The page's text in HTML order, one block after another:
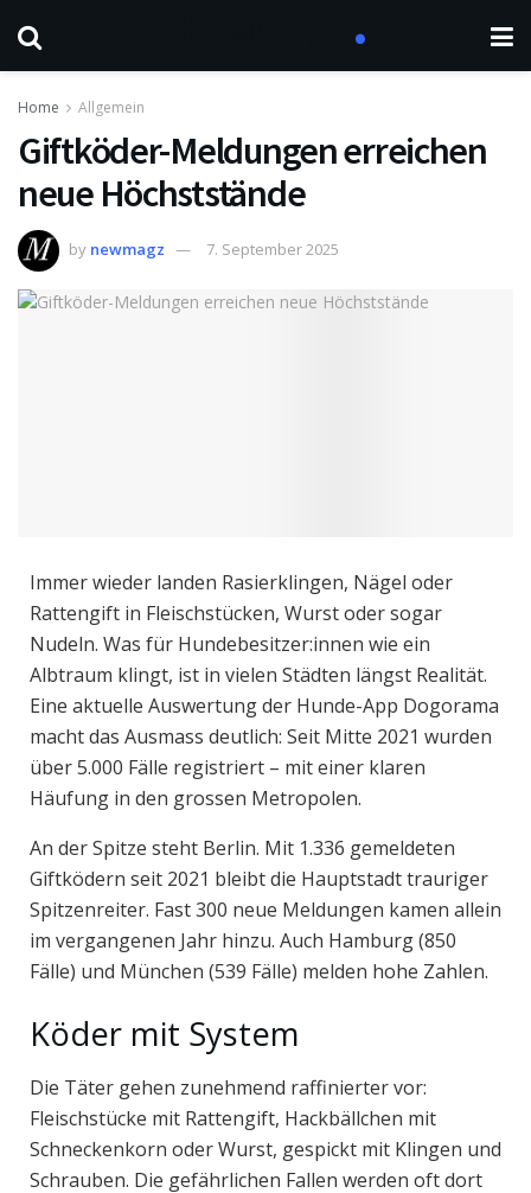
Home Allgemein
Giftköder-Meldungen erreichen
neue Höchststände
by newmagz 7. September 2025
Immer wieder landen Rasierklingen, Nägel oder
Rattengift in Fleischstücken, Wurst oder sogar
Nudeln. Was für Hundebesitzer:innen wie ein
Albtraum klingt, ist in vielen Städten längst Realität.
Eine aktuelle Auswertung der Hunde-App Dogorama
macht das Ausmass deutlich: Seit Mitte 2021 wurden
über 5.000 Fälle registriert – mit einer klaren
Häufung in den grossen Metropolen.
An der Spitze steht Berlin. Mit 1.336 gemeldeten
Giftködern seit 2021 bleibt die Hauptstadt trauriger
Spitzenreiter. Fast 300 neue Meldungen kamen allein
im vergangenen Jahr hinzu. Auch Hamburg (850
Fälle) und München (539 Fälle) melden hohe Zahlen.
Köder mit System
Die Täter gehen zunehmend raffinierter vor:
Fleischstücke mit Rattengift, Hackbällchen mit
Schneckenkorn oder Wurst, gespickt mit Klingen und
Schrauben. Die gefährlichen Fallen werden oft dort